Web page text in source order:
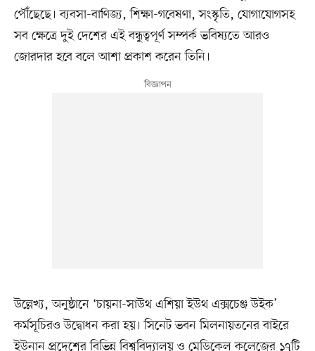
পৌঁছেছে। ব্যবসা-বাণিজ্য, শিক্ষা-গবেষণা, সংস্কৃতি, যোগাযোগসহ
সব ক্ষেত্রে দুই দেশের এই বন্ধুত্বপূর্ণ সম্পর্ক ভবিষ্যতে আরও
জোরদার হবে বলে আশা প্রকাশ করেন তিনি।
উল্লেখ্য, অনুষ্ঠানে ‘চায়না-সাউথ এশিয়া ইউথ এক্সচেঞ্জ উইক’
কর্মসূচিরও উদ্বোধন করা হয়। সিনেট ভবন মিলনায়তনের বাইরে
ইউনান প্রদেশের বিভিন্ন বিশ্ববিদ্যালয় ও মেডিকেল কলেজের ১৭টি